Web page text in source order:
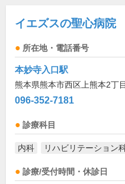
イエズスの聖心病院
所在地・電話番号
本妙寺入口駅
熊本県熊本市西区上熊本2丁
096-352-7181
診療科目
内科 リハビリテーション
診療/受付時間・休診日